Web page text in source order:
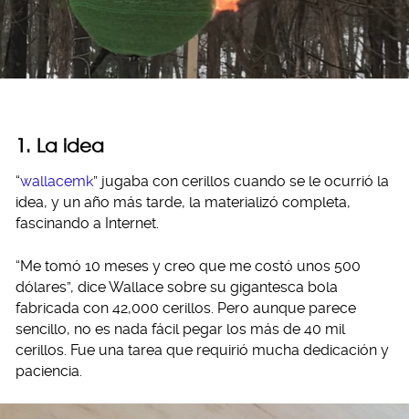
1. La idea
“wallacemk” jugaba con cerillos cuando se le ocurrió la
idea, y un año más tarde, la materializó completa,
fascinando a Internet.
“Me tomó 10 meses y creo que me costó unos 500
dólares”, dice Wallace sobre su gigantesca bola
fabricada con 42,000 cerillos. Pero aunque parece
sencillo, no es nada fácil pegar los más de 40 mil
cerillos. Fue una tarea que requirió mucha dedicación y
paciencia.